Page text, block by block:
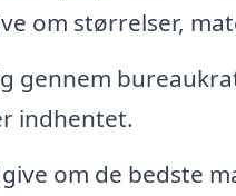
om størrelser,
gennem
indhentet.
om de bedste